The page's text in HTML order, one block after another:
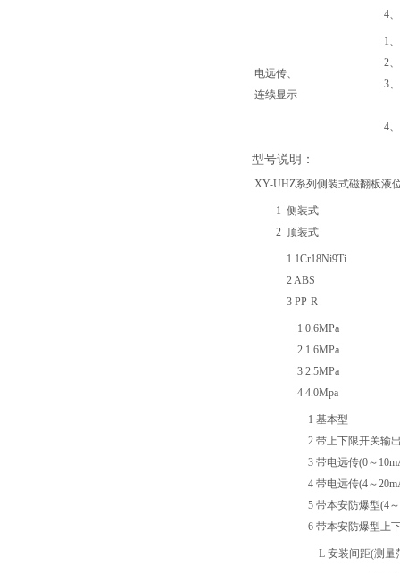
4、
电远传、
连续显示
1、
2、
3、
4、
型号说明：
XY-UHZ系列侧装式磁翻板液
1 侧装式
2 顶装式
1 1Cr18Ni9Ti
2 ABS
3 PP-R
1 0.6MPa
2 1.6MPa
3 2.5MPa
4 4.0Mpa
1 基本型
2 带上下限开关输
3 带电远传(0～
4 带电远传(4～
5 带本安防爆型(4
6 带本安防爆型上
L 安装间距(测量